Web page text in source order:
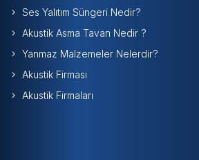
Ses Yalıtım Süngeri Nedir?
Akustik Asma Tavan Nedir ?
Yanmaz Malzemeler Nelerdir?
Akustik Firması
Akustik Firmaları